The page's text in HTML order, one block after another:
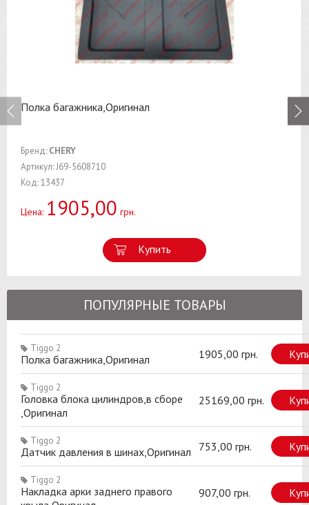
Полка багажника,Оригинал
Бренд: CHERY
Артикул: J69-5608710
Код: 13437
Цена: 1905,00 грн.
Купить
ПОПУЛЯРНЫЕ ТОВАРЫ
Tiggo 2
Полка багажника,Оригинал 1905,00 грн.
Tiggo 2
Головка блока цилиндров,в сборе
,Оригинал
25169,00 грн.
Tiggo 2
Датчик давления в шинах,Оригинал 753,00 грн.
Tiggo 2
Накладка арки заднего правого
907,00 грн.